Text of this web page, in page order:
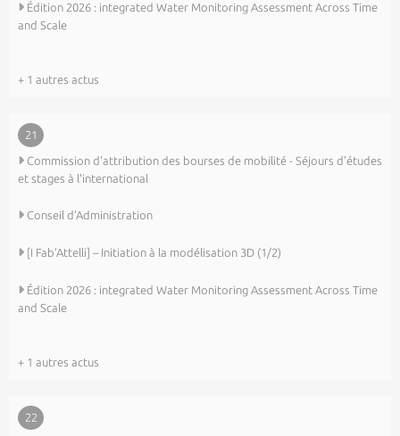
Édition 2026 : integrated Water Monitoring Assessment Across Time
and Scale
+ 1 autres actus
21
Commission d'attribution des bourses de mobilité - Séjours d'études
et stages à l'international
Conseil d’Administration
[I Fab’Attelli] – Initiation à la modélisation 3D (1/2)
Édition 2026 : integrated Water Monitoring Assessment Across Time
and Scale
+ 1 autres actus
22